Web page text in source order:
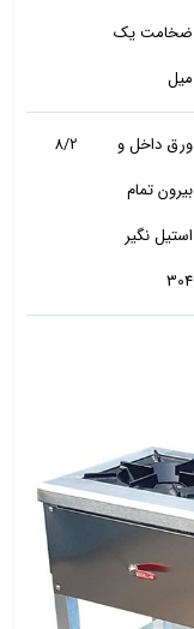
ضخامت یک
میل
ورق داخل و
بیرون تمام
استیل نگیر
304
8/2